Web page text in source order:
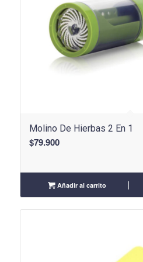
Molino De Hierbas 2 En 1
$79.900
Añadir al carrito